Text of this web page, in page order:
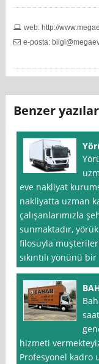
web: http://
e-posta:
Benzer yazılar
eve nakliyat
nakliyatta uzman
çalışanlarımızla
sunmaktadır,
filosuyla
sıkıntılı yönünü bir
hizmeti
Profesyonel kadro